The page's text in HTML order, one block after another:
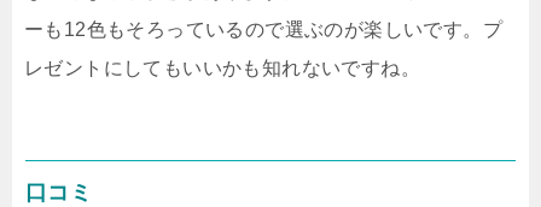
ーも12色もそろっているので選ぶのが楽しいです。プ
レゼントにしてもいいかも知れないですね。
口コミ